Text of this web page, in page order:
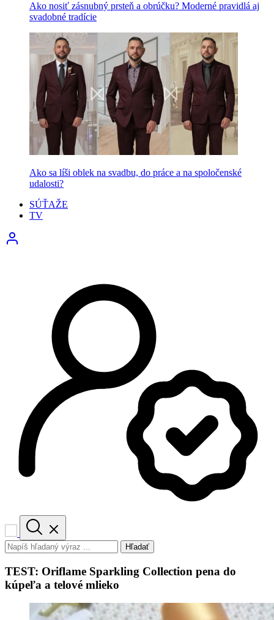
Ako nosiť zásnubný prsteň a obrúčku? Moderné pravidlá aj
svadobné tradície
Ako sa líši oblek na svadbu, do práce a na spoločenské
udalosti?
SÚŤAŽE
TV
Hľadať
TEST: Oriflame Sparkling Collection pena do
kúpeľa a telové mlieko